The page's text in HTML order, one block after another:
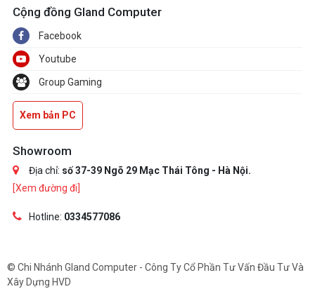
Cộng đồng Gland Computer
Facebook
Youtube
Group Gaming
Xem bản PC
Showroom
Địa chỉ: số 37-39 Ngõ 29 Mạc Thái Tông - Hà Nội.
[Xem đường đi]
Hotline: 0334577086
© Chi Nhánh Gland Computer - Công Ty Cổ Phần Tư Vấn Đầu Tư Và
Xây Dựng HVD